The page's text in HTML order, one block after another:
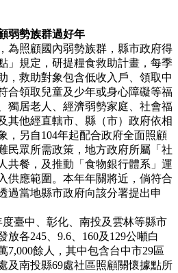
弱勢族群過好年
照顧國內弱勢族群，縣市政府得
」規定，研提糧食救助計畫，每季
，救助對象包含低收入戶、領取中
合領取兒童及少年或身心障礙等福
獨居老人、經濟弱勢家庭、社會福
其他經直轄市、縣（市）政府依相
，另自104年起配合政府全面照顧
民眾所需政策，地方政府所屬「社
共餐，及推動「食物銀行體系」運
供應範圍。本年年關將近，倘符合
過當地縣市政府向該分署提出申
臺中、彰化、南投及雲林等縣市
各245、9.6、160及129公噸白
7,000餘人，其中包含台中市29區
及南投縣69處社區照顧關懷據點所